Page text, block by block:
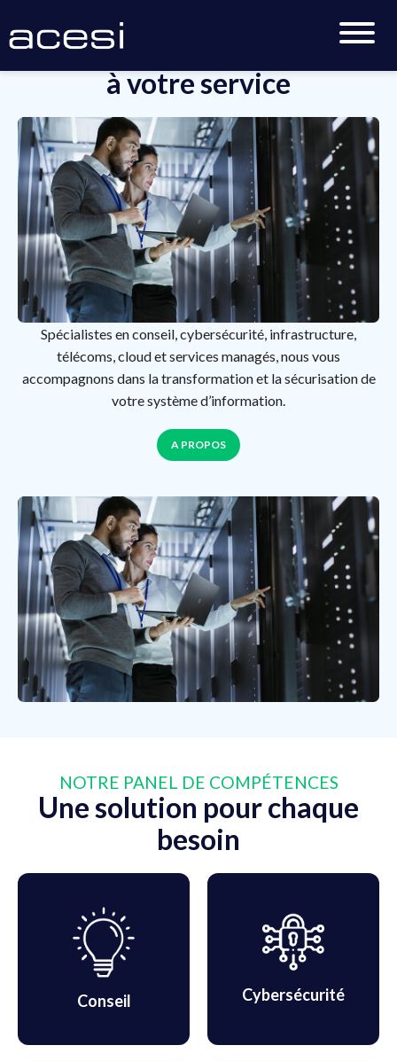
ACESI : l’innovation IT
à votre service
Spécialistes en conseil, cybersécurité, infrastructure,
télécoms, cloud et services managés, nous vous
accompagnons dans la transformation et la sécurisation de
votre système d’information.
A PROPOS
NOTRE PANEL DE COMPÉTENCES
Une solution pour chaque
besoin
Conseil Cybersécurité